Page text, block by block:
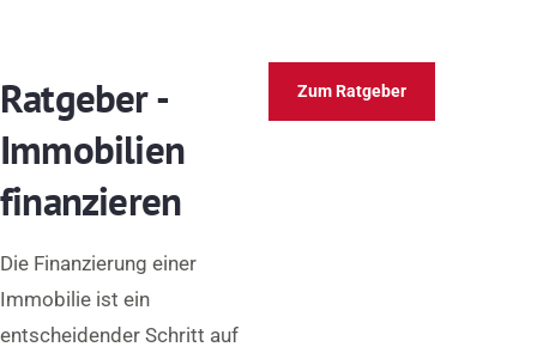
Ratgeber -
Immobilien
finanzieren
Die Finanzierung einer
Immobilie ist ein
entscheidender Schritt auf
Zum Ratgeber